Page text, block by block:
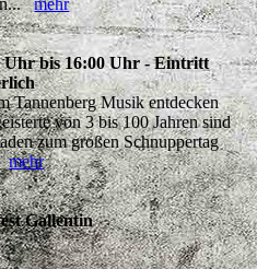
mehr
Uhr bis 16:00 Uhr - Eintritt
Tannenberg Musik entdecken
von 3 bis 100 Jahren sind
zum großen Schnuppertag
mehr
Gallentin